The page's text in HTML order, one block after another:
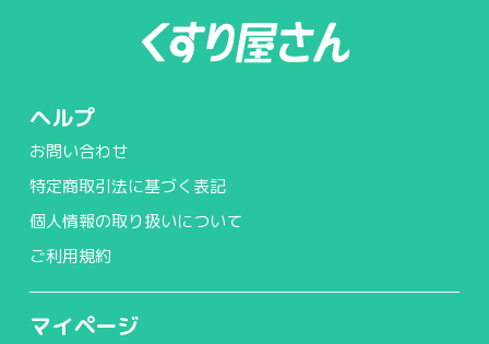
ヘルプ
お問い合わせ
特定商取引法に基づく表記
個人情報の取り扱いについて
ご利用規約
マイページ